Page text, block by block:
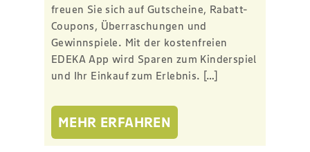
freuen Sie sich auf Gutscheine, Rabatt-
Coupons, Überraschungen und
Gewinnspiele. Mit der kostenfreien
EDEKA App wird Sparen zum Kinderspiel
und Ihr Einkauf zum Erlebnis. […]
MEHR ERFAHREN